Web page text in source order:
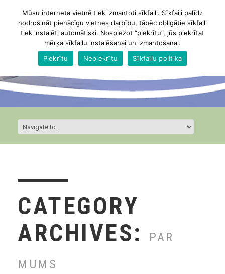
CATEGORY
ARCHIVES:
PAR
MUMS
Mūsu interneta vietnē tiek izmantoti sīkfaili. Sīkfaili palīdz
nodrošināt pienācīgu vietnes darbību, tāpēc obligātie sīkfaili
tiek instalēti automātiski. Nospiežot “piekrītu”, jūs piekrītat
mērķa sīkfailu instalēšanai un izmantošanai.
Piekrītu
Nepiekrītu Sīkfailu politika